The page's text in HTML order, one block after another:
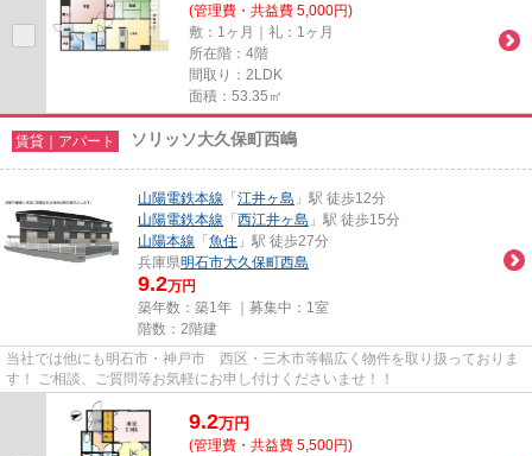
(管理費・共益費 5,000円)
敷：1ヶ月｜礼：1ヶ月
所在階：4階
間取り：2LDK
面積：53.35㎡
賃貸｜アパート ソリッソ大久保町西嶋
山陽電鉄本線 「 江井ヶ島 」駅 徒歩12分
山陽電鉄本線 「 西江井ヶ島 」駅 徒歩15分
山陽本線 「 魚住 」駅 徒歩27分
兵庫県明石市大久保町西島
9.2万円
築年数：築1年 ｜募集中： 1室
階数：2階建
当社では他にも明石市・神戸市 西区・三木市等幅広く物件を取り扱っておりま
す！ ご相談、ご質問等お気軽にお申し付けくださいませ！！
9.2万円
(管理費・共益費 5,500円)